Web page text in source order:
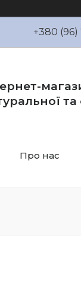
+380 (96)
Про нас